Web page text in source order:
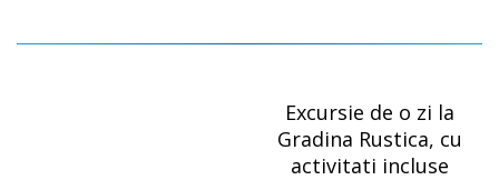
Excursie de o zi la
Gradina Rustica, cu
activitati incluse